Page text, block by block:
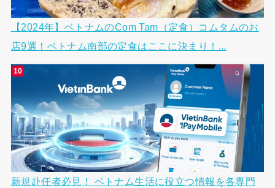
【2024年】ベトナムのCom Tam（定食）コムタムのお
店9選！ベトナム南部の定食はここに決まり！...
新規赴任者必見！ ベトナム生活に役立つ情報を各専門